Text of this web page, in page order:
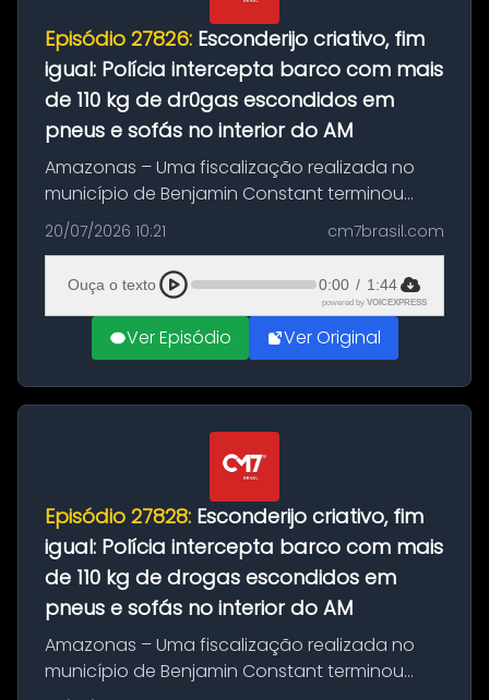
Episódio 27826: Esconderijo criativo, fim
igual: Polícia intercepta barco com mais
de 110 kg de dr0gas escondidos em
pneus e sofás no interior do AM
Amazonas – Uma fiscalização realizada no
município de Benjamin Constant terminou
com a apreensão de aproximadamente 115
quilos de entorpecentes em uma
embarcação atracada no porto da cidade. O
materia...
20/07/2026 10:21 cm7brasil.com
Ouça o texto 0:00 / 1:44
powered by VOICEXPRESS
Ver Episódio Ver Original
Episódio 27828: Esconderijo criativo, fim
igual: Polícia intercepta barco com mais
de 110 kg de drogas escondidos em
pneus e sofás no interior do AM
Amazonas – Uma fiscalização realizada no
município de Benjamin Constant terminou